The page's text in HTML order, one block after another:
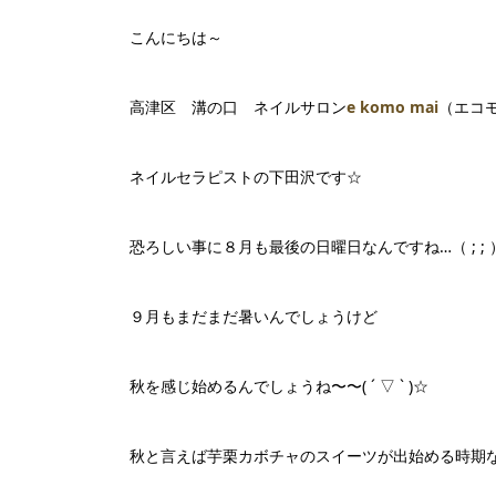
こんにちは～
高津区 溝の口 ネイルサロンe komo mai （エコ
ネイルセラピストの下田沢です☆
恐ろしい事に８月も最後の日曜日なんですね…（ ; ; ）
９月もまだまだ暑いんでしょうけど
秋を感じ始めるんでしょうね〜〜( ´ ▽ ` )☆
秋と言えば芋栗カボチャのスイーツが出始める時期